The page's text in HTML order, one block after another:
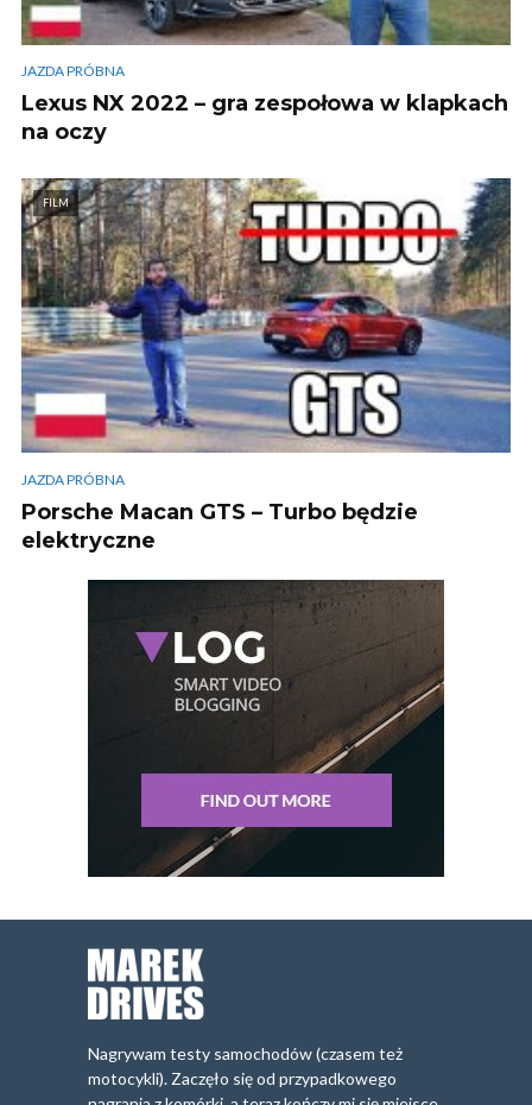
JAZDA PRÓBNA
Lexus NX 2022 – gra zespołowa w klapkach
na oczy
FILM
JAZDA PRÓBNA
Porsche Macan GTS – Turbo będzie
elektryczne
Nagrywam testy samochodów (czasem też
motocykli). Zaczęło się od przypadkowego